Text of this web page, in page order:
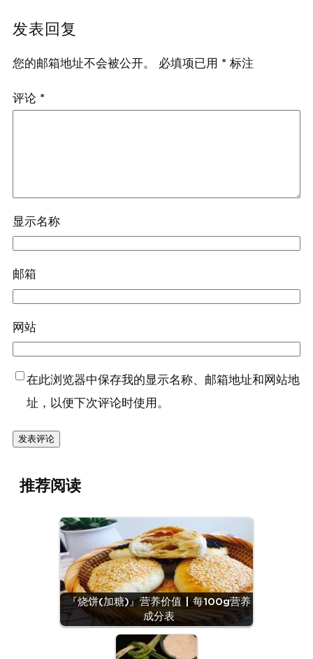
发表回复
您的邮箱地址不会被公开。 必填项已用 * 标注
评论 *
显示名称
邮箱
网站
在此浏览器中保存我的显示名称、邮箱地址和网站地
址，以便下次评论时使用。
推荐阅读
『烧饼(加糖)』营养价值 | 每100g营养
成分表